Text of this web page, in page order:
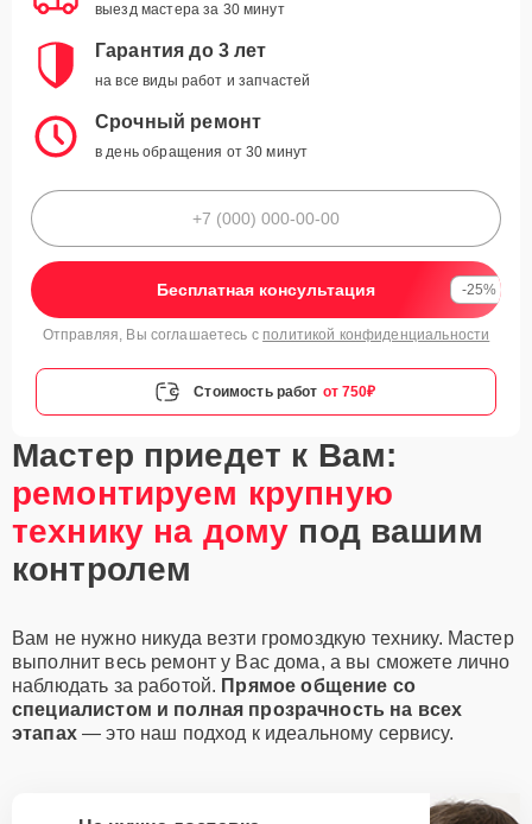
выезд мастера за 30 минут
Гарантия до 3 лет
на все виды работ и запчастей
Срочный ремонт
в день обращения от 30 минут
Бесплатная консультация -25%
Отправляя, Вы соглашаетесь с политикой конфиденциальности
Стоимость работ от 750₽
Мастер приедет к Вам:
ремонтируем крупную
технику на дому под вашим
контролем
Вам не нужно никуда везти громоздкую технику. Мастер
выполнит весь ремонт у Вас дома, а вы сможете лично
наблюдать за работой. Прямое общение со
специалистом и полная прозрачность на всех
этапах— это наш подход к идеальному сервису.